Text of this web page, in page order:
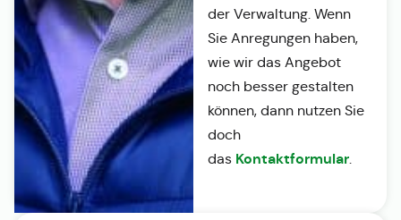
der Verwaltung. Wenn
Sie Anregungen haben,
wie wir das Angebot
noch besser gestalten
können, dann nutzen Sie
doch
das Kontaktformular.